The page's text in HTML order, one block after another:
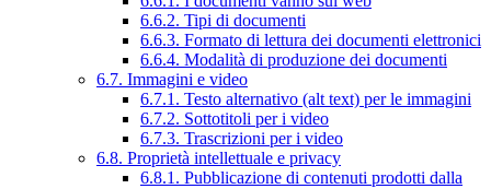
6.6.2. Tipi di documenti
6.6.3. Formato di lettura dei documenti elettronici
6.6.4. Modalità di produzione dei documenti
6.7. Immagini e video
6.7.1. Testo alternativo (alt text) per le immagini
6.7.2. Sottotitoli per i video
6.7.3. Trascrizioni per i video
6.8. Proprietà intellettuale e privacy
6.8.1. Pubblicazione di contenuti prodotti dalla